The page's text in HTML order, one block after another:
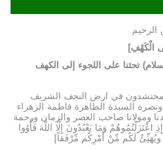
تحثنا على اللجوء إلى الكهف
المحتشدون في ارض النجف الشريف
السيدة الطاهرة فاطمة الزهراء
ومولانا صاحب العصر والزمان ورحمة
اعْتَزَلْتُمُوهُمْ وَمَا يَعْبُدُونَ إِلَّا اللَّهَ فَأْوُوا
لَكُم مِّنْ أَمْرِكُم مِّرْفَقاً]